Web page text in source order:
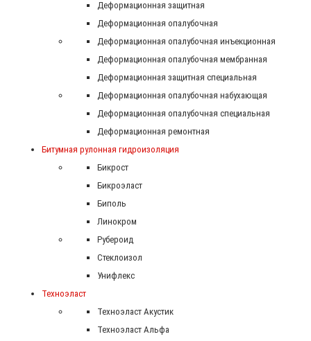
Деформационная защитная
Деформационная опалубочная
Деформационная опалубочная инъекционная
Деформационная опалубочная мембранная
Деформационная защитная специальная
Деформационная опалубочная набухающая
Деформационная опалубочная специальная
Деформационная ремонтная
Битумная рулонная гидроизоляция
Бикрост
Бикроэласт
Биполь
Линокром
Рубероид
Стеклоизол
Унифлекс
Техноэласт
Техноэласт Акустик
Техноэласт Альфа